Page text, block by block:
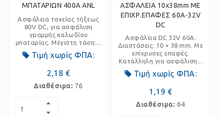
ΜΠΑΤΑΡΙΩΝ 400Α ANL
Ασφάλεια ταχείας τήξεως
80V DC, για ασφάλιση
γραμμής καλωδίου
μπαταρίας. Μέγιστη τάση:...
Τιμή χωρίς ΦΠΑ:
2,18 €
Διαθέσιμα: 76
ΑΣΦΑΛΕΙΑ 10x38mm ΜΕ
ΕΠΙΧΡ.ΕΠΑΦΕΣ 60Α-32V
DC
Ασφάλεια DC 32V 60A.
Διαστάσεις: 10 × 38 mm. Με
επίχρυσες επαφές.
Κατάλληλη για ασφάλιση...
Τιμή χωρίς ΦΠΑ:
1,19 €
Διαθέσιμα: 64